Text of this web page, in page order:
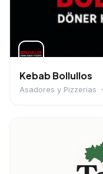
Kebab Bollullos
Asadores y Pizzerias